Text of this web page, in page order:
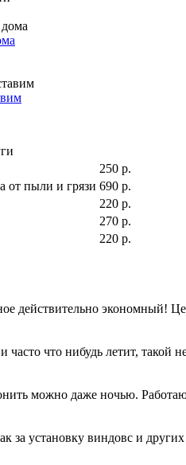
250 р.
от пыли и грязи 690 р.
220 р.
270 р.
220 р.
действительно экономный!
часто что нибудь летит, такой
можно даже ночью.
за установку виндовс и